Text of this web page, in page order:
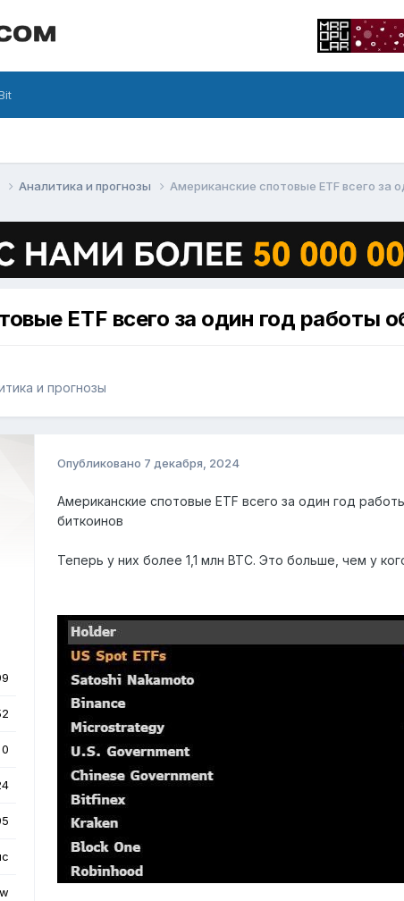
Аналитика и прогнозы Американские спотовые ETF всего
ETF всего за один год работы
и прогнозы
0
Опубликовано 7 декабря, 2024
Американские спотовые ETF всего за один год
биткоинов
Теперь у них более 1,1 млн BTC. Это больше, чем у